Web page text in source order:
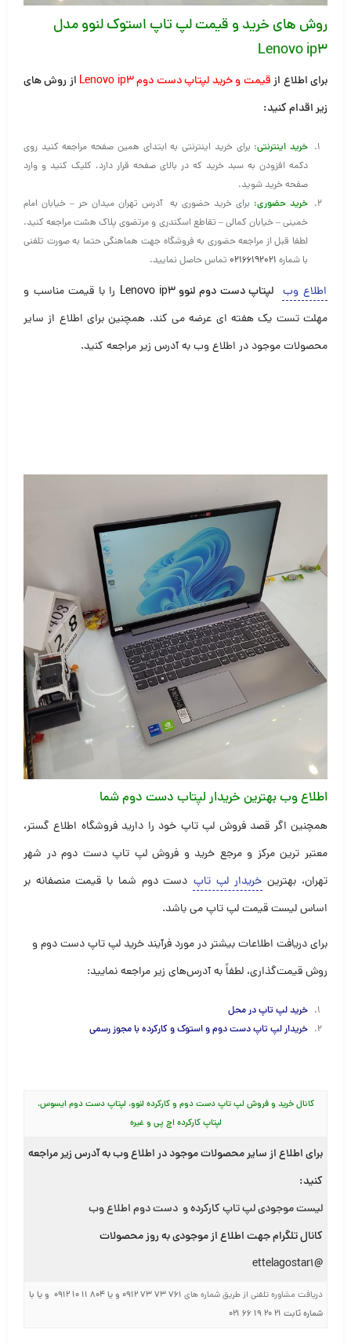
روش های خرید و قیمت لپ تاپ استوک لنوو مدل
Lenovo ip3
برای اطلاع ازقیمت و خرید لپتاپ دست دوم Lenovo ip3
از روش های
زیر اقدام کنید:
خرید اینترنتی: برای خرید اینترنتی به ابتدای همین صفحه مراجعه کنید روی
دکمه افزودن به سبد خرید که در بالای صفحه قرار دارد، کلیک کنید و وارد
صفحه خرید شوید.
خرید حضوری: برای خرید حضوری به آدرس تهران میدان حر – خیابان امام
خمینی – خیابان کمالی – تقاطع اسکندری و مرتضوی پلاک هشت مراجعه کنید.
لطفا قبل از مراجعه حضوری به فروشگاه جهت هماهنگی حتما به صورت تلفنی
با شماره ۰۲۱۶۶۱۹۲۰۲۱ تماس حاصل نمایید.
اطلاع وب لپتاپ دست دوم لنوو Lenovo ip3
را با قیمت مناسب و
مهلت تست یک هفته ای عرضه می کند. همچنین برای اطلاع از سایر
محصولات موجود در اطلاع وب به آدرس زیر مراجعه کنید.
اطلاع وب بهترین خریدار لپتاب دست دوم شما
همچنین اگر قصد فروش لپ تاپ خود را دارید فروشگاه اطلاع گستر،
معتبر ترین مرکز و مرجع خرید و فروش لپ تاپ دست دوم در شهر
تهران، بهترین خریدار لپ تاپ دست دوم شما با قیمت منصفانه بر
اساس لیست قیمت لپ تاپ می باشد.
برای دریافت اطلاعات بیشتر در مورد فرآیند خرید لپ تاپ دست دوم و
روش قیمت‌گذاری، لطفاً به آدرس‌های زیر مراجعه نمایید:
خرید لپ تاپ در محل
خریدار لپ تاپ دست دوم و استوک و کارکرده با مجوز رسمی
کانال خرید و فروش لپ تاپ دست دوم و کارکرده لنوو، لپتاپ دست دوم ایسوس،
لپتاپ کارکرده اچ پی و غیره
برای اطلاع از سایر محصولات موجود در اطلاع وب به آدرس زیر مراجعه
کنید:
لیست موجودی لپ تاپ کارکرده و دست دوم اطلاع وب
کانال تلگرام جهت اطلاع از موجودی به روز محصولات
@ettelagostar1
دریافت مشاوره تلفنی از طریق شماره های
۷۶۱ ۷۳ ۷۳ ۰۹۱۲ و یا ۸۰۴ ۱۱ ۱۰ ۰۹۱۲ و یا با
شماره ثابت ۲۱ ۲۰ ۱۹ ۶۶ ۰۲۱